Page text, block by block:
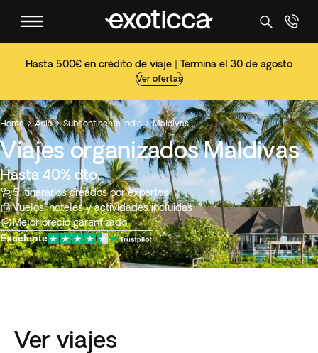
Hasta 500€ en crédito de viaje | Termina el 30 de agosto
Ver ofertas
Home  Asia  Subcontinente Indio  Maldivas
Viajes organizados Maldivas
Hasta 40% dto.
5 itinerarios creados por expertos
Vuelos, hoteles y actividades incluidas
Mejor precio garantizado
Excelente
Ver viajes